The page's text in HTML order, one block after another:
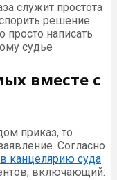
служит простота
решение
просто написать
судье
вместе с
приказ, то
Согласно
канцелярию суда
включающий: